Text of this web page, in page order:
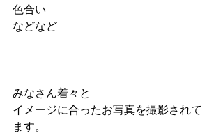
色合い
などなど
みなさん着々と
イメージに合ったお写真を撮影されて
ます。